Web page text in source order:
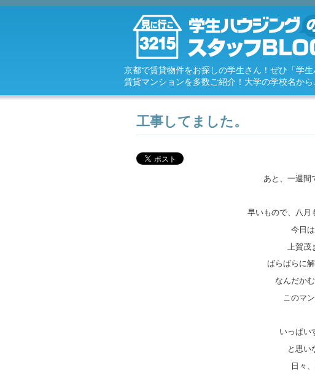
京都で賃貸物件をお探しの学生さん！ぜひ「学
賃貸マンションを多数ご紹介！大学の学校名か
工事してました。
あと、一週間
早いもので、八月
今日
上賀茂
ばらばらに
なんだか
このマ
いっぱい
と思い
日々